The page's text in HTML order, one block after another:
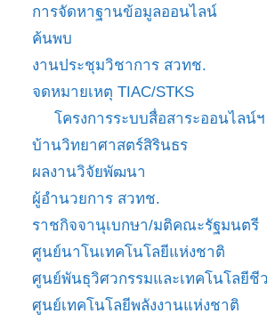
การจัดหาฐานข้อมูลออนไลน์
ค้นพบ
งานประชุมวิชาการ สวทช.
จดหมายเหตุ TIAC/STKS
โครงการระบบสื่อสาระออนไลน์ฯ
บ้านวิทยาศาสตร์สิรินธร
ผลงานวิจัยพัฒนา
ผู้อำนวยการ สวทช.
ราชกิจจานุเบกษา/มติคณะรัฐมนตรี
ศูนย์นาโนเทคโนโลยีแห่งชาติ
ศูนย์พันธุวิศวกรรมและเทคโนโลยีชี
ศูนย์เทคโนโลยีพลังงานแห่งชาติ